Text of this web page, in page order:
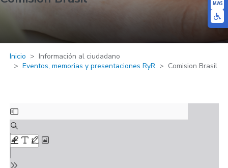
Inicio
Información al ciudadano
Eventos, memorias y presentaciones RyR
Comision Brasil